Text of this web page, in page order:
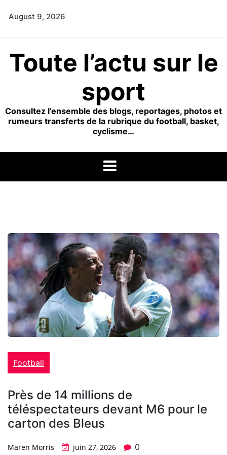
August 9, 2026
Toute l’actu sur le
sport
Consultez l’ensemble des blogs, reportages, photos et
rumeurs transferts de la rubrique du football, basket,
cyclisme…
Football
Près de 14 millions de
téléspectateurs devant M6 pour le
carton des Bleus
Maren Morris juin 27, 2026 0